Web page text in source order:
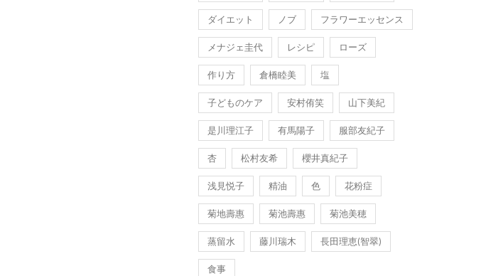
ダイエット ノブ フラワーエッセンス
メナジェ圭代 レシピ ローズ
作り方 倉橋睦美 塩
子どものケア 安村侑笑 山下美紀
是川理江子 有馬陽子 服部友紀子
杏 松村友希 櫻井真紀子
浅見悦子 精油 色 花粉症
菊地壽惠 菊池壽惠 菊池美穂
蒸留水 藤川瑞木 長田理恵(智翠)
食事